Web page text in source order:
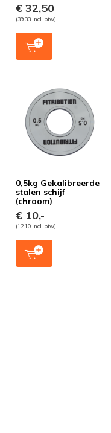
€ 32,50
(39,33 Incl. btw)
0,5kg Gekalibreerde
stalen schijf
(chroom)
€ 10,-
(12,10 Incl. btw)